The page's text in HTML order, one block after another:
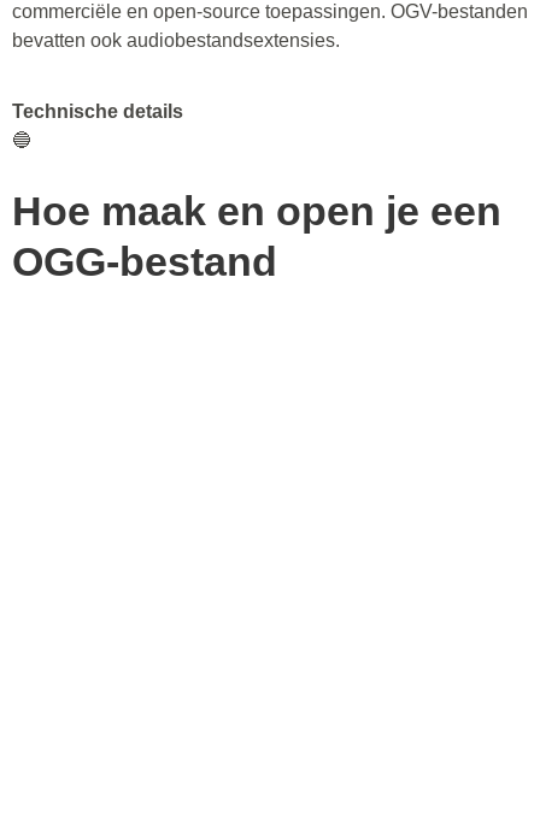
commerciële en open-source toepassingen. OGV-bestanden
bevatten ook audiobestandsextensies.
Technische details
🔵
Hoe maak en open je een
OGG-bestand